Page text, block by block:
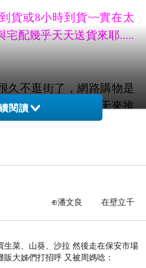
貨或8小時到貨~~實在太
宅配幾乎天天送貨來耶.....
久不逛街了，網路購物是
有網路商店了，今天來推
(500ML)。各位可以往下
查了討論區網友評價跟評
買的
早上買下午到、或隔天就
了，收到記得跟宅配人員
苦了，風雨無阻，過年過
閱讀
在壁立千
菜、山葵、沙拉 然後走在保安市場
大姊們打招呼 又被周媽唸：